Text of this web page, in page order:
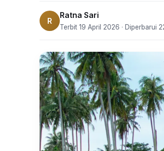
R
Ratna Sari
Terbit 19 April 2026 · Diperbarui